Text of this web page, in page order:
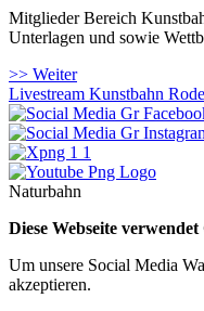
Mitglieder Bereich
Unterlagen und sowie
>> Weiter
Livestream Kunstbahn
Naturbahn
Diese Webseite verwendet
Um unsere Social Media
akzeptieren.